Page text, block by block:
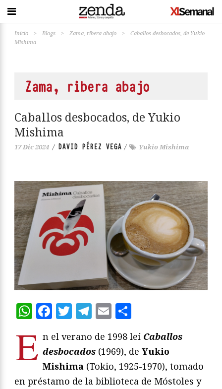
Inicio > Blogs > Zama, ribera abajo >
Caballos desbocados, de Yukio
Mishima
Zama, ribera abajo
Caballos desbocados, de Yukio
Mishima
17 Dic 2024 / DAVID PÉREZ VEGA / Yukio Mishima
WhatsApp
Facebook
Twitter
Telegram
Email
E n el verano de 1998 leí Caballos
desbocados (1969), de Yukio
Mishima (Tokio, 1925-1970), tomado
en préstamo de la biblioteca de Móstoles y